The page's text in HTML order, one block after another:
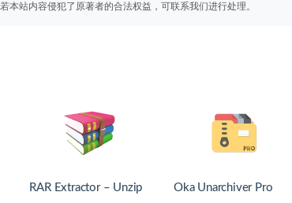
站内容侵犯了原著者的合法权益，可联系我们进行处理。
RAR Extractor – Unzip Oka Unarchiver Pro